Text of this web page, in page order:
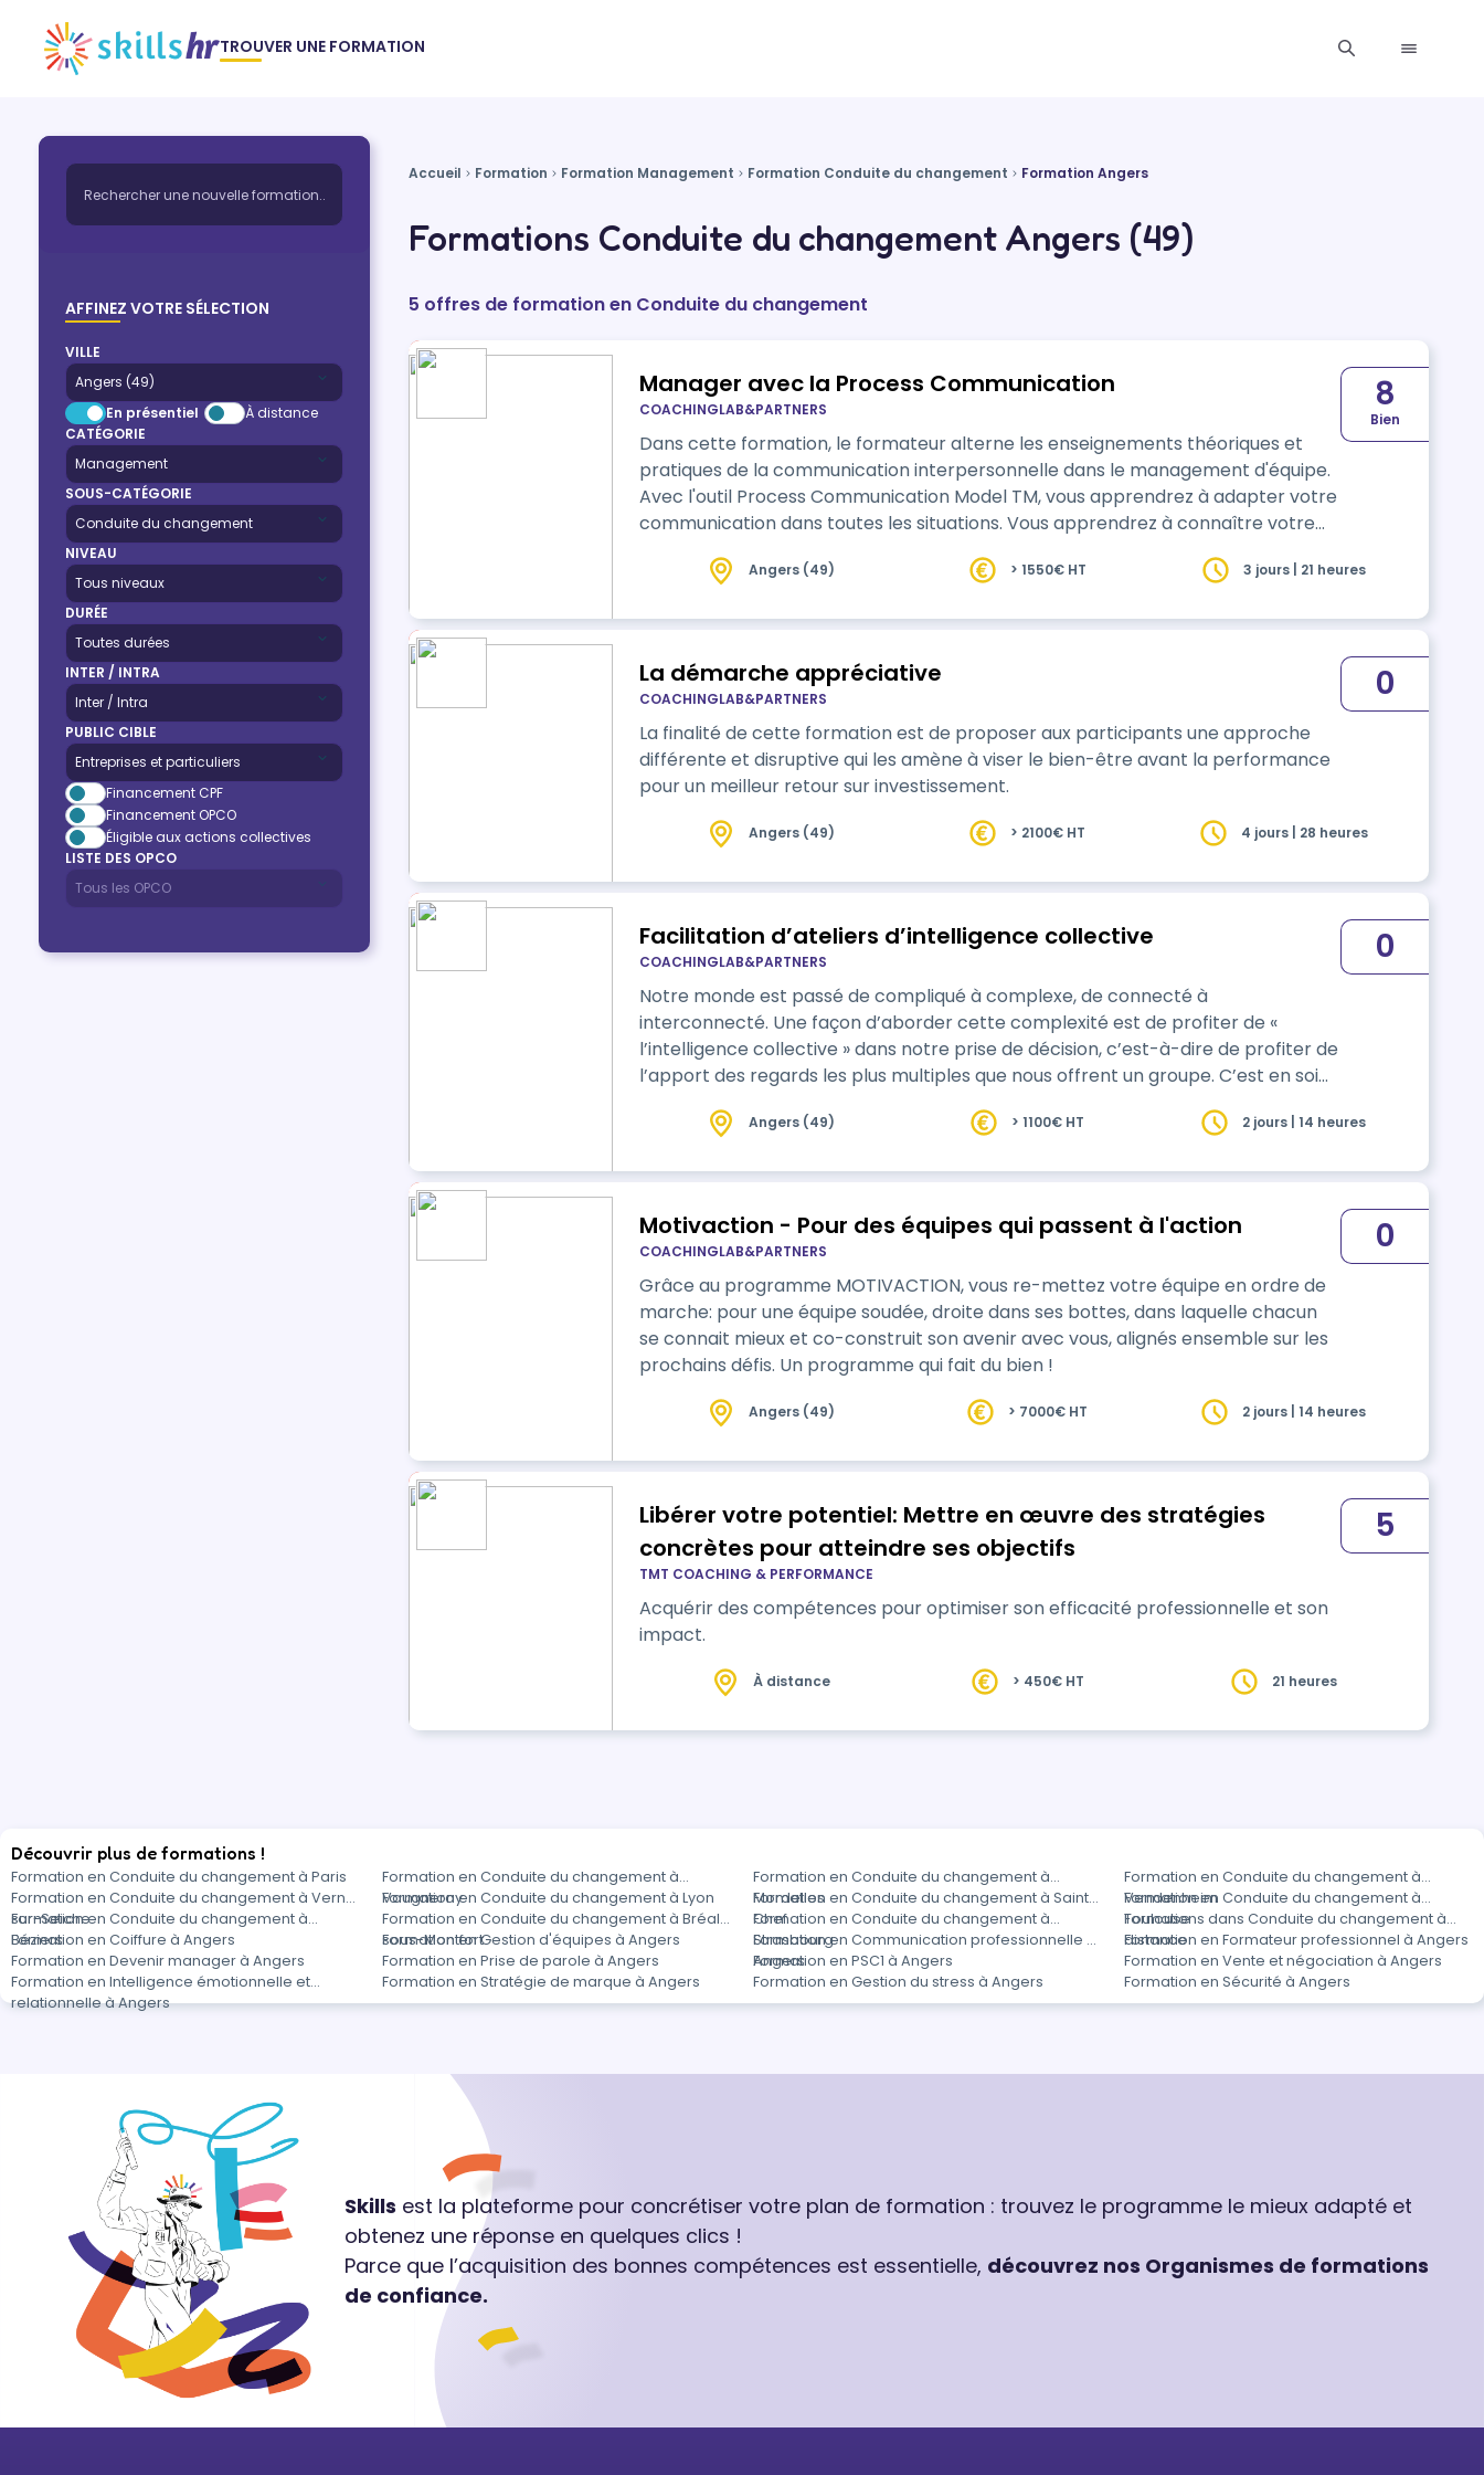
TROUVER UNE FORMATION
AFFINEZ VOTRE SÉLECTION
VILLE
En présentiel
À distance
CATÉGORIE
SOUS-CATÉGORIE
NIVEAU
DURÉE
INTER / INTRA
PUBLIC CIBLE
Financement CPF
Financement OPCO
Éligible aux actions collectives
LISTE DES OPCO
Accueil Formation Formation Management Formation Conduite du changement Formation Angers
Formations Conduite du changement Angers (49)
5 offres de formation en Conduite du changement
Manager avec la Process Communication
COACHINGLAB&PARTNERS
Dans cette formation, le formateur alterne les enseignements théoriques et
pratiques de la communication interpersonnelle dans le management d'équipe.
Avec l'outil Process Communication Model TM, vous apprendrez à adapter votre
communication dans toutes les situations. Vous apprendrez à connaître votre
identifier les séquences de stress de vos collaborateurs et motiver vos équipes.
8
Bien
Angers (49) > 1550€ HT 3 jours | 21 heures
La démarche appréciative
COACHINGLAB&PARTNERS
La finalité de cette formation est de proposer aux participants une approche
différente et disruptive qui les amène à viser le bien-être avant la performance
pour un meilleur retour sur investissement.
0
Angers (49) > 2100€ HT 4 jours | 28 heures
Facilitation d’ateliers d’intelligence collective
COACHINGLAB&PARTNERS
Notre monde est passé de compliqué à complexe, de connecté à
interconnecté. Une façon d’aborder cette complexité est de profiter de «
l’intelligence collective » dans notre prise de décision, c’est-à-dire de profiter de
l’apport des regards les plus multiples que nous offrent un groupe. C’est en soi
notre réflexion et nous permet de prendre du recul pour apprécier la vue
0
Angers (49) > 1100€ HT 2 jours | 14 heures
Motivaction - Pour des équipes qui passent à l'action
COACHINGLAB&PARTNERS
Grâce au programme MOTIVACTION, vous re-mettez votre équipe en ordre de
marche: pour une équipe soudée, droite dans ses bottes, dans laquelle chacun
se connait mieux et co-construit son avenir avec vous, alignés ensemble sur les
prochains défis. Un programme qui fait du bien !
0
Angers (49) > 7000€ HT 2 jours | 14 heures
Libérer votre potentiel: Mettre en œuvre des stratégies
concrètes pour atteindre ses objectifs
TMT COACHING & PERFORMANCE
Acquérir des compétences pour optimiser son efficacité professionnelle et son
impact.
5
À distance > 450€ HT 21 heures
Découvrir plus de formations !
Formation en Conduite du changement à Paris
Formation en Conduite du changement à
Vaugneray
Formation en Conduite du changement à
Mordelles
Formation en Conduite du changement à
Vendenheim
Formation en Conduite du changement à Vern-
sur-Seiche
Formation en Conduite du changement à Lyon
Formation en Conduite du changement à Saint-
Chef
Formation en Conduite du changement à
Toulouse
Formation en Conduite du changement à
Béziers
Formation en Conduite du changement à Bréal-
sous-Montfort
Formation en Conduite du changement à
Strasbourg
Formations dans Conduite du changement à
distance
Formation en Coiffure à Angers Formation en Gestion d'équipes à Angers
Formation en Communication professionnelle à
Angers
Formation en Formateur professionnel à Angers
Formation en Devenir manager à Angers
Formation en Prise de parole à Angers Formation en PSC1 à Angers
Formation en Vente et négociation à Angers
Formation en Intelligence émotionnelle et
relationnelle à Angers
Formation en Stratégie de marque à Angers Formation en Gestion du stress à Angers Formation en Sécurité à Angers
Skills est la plateforme pour concrétiser votre plan de formation : trouvez le programme le mieux adapté et
obtenez une réponse en quelques clics !
Parce que l’acquisition des bonnes compétences est essentielle, découvrez nos Organismes de formations
de confiance.